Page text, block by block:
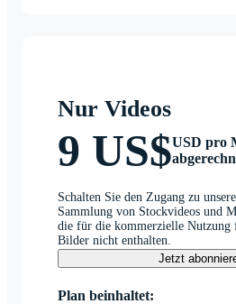
Nur Videos
9 US$USD pro
Schalten Sie den Zugang zu
Sammlung von Stockvideos und
die für die kommerzielle Nutzung
Bilder nicht enthalten.
Jetzt
Plan beinhaltet: